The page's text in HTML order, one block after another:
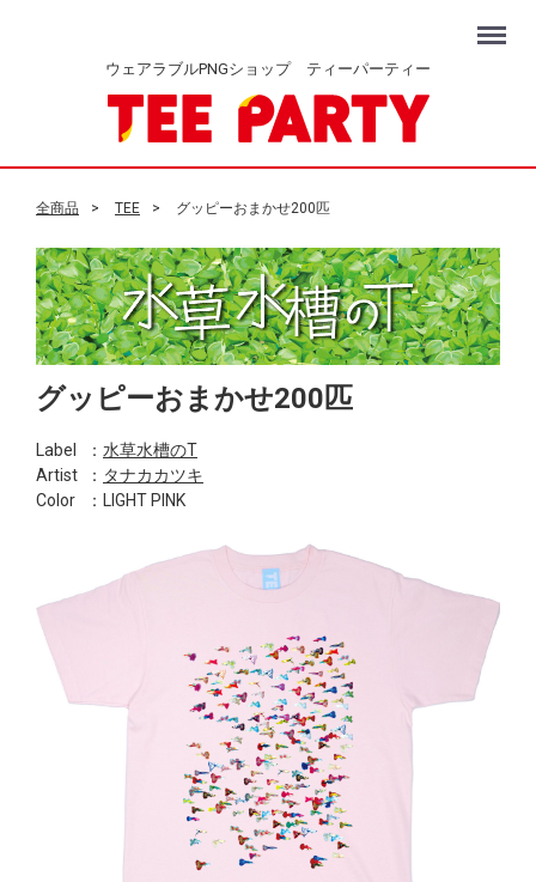
ウェアラブルPNGショップ ティーパーティー
Menu
全商品 TEE グッピーおまかせ200匹
グッピーおまかせ200匹
Label ： 水草水槽のT
Artist
： タナカカツキ
Color
：LIGHT PINK